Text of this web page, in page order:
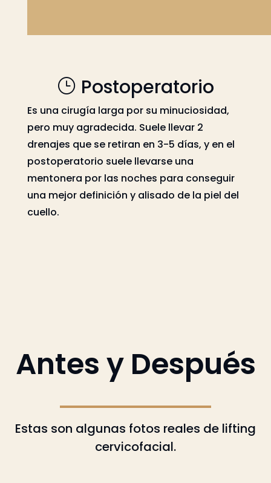
Postoperatorio
Es una cirugía larga por su minuciosidad,
pero muy agradecida. Suele llevar 2
drenajes que se retiran en 3-5 días, y en el
postoperatorio suele llevarse una
mentonera por las noches para conseguir
una mejor definición y alisado de la piel del
cuello.
Antes y Después
Estas son algunas fotos reales de lifting
cervicofacial.